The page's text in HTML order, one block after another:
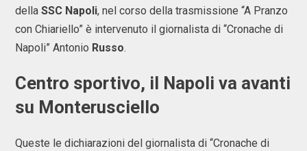
della SSC Napoli, nel corso della trasmissione “A Pranzo
con Chiariello” è intervenuto il giornalista di “Cronache di
Napoli” Antonio Russo.
Centro sportivo, il Napoli va avanti
su Monterusciello
Queste le dichiarazioni del giornalista di “Cronache di